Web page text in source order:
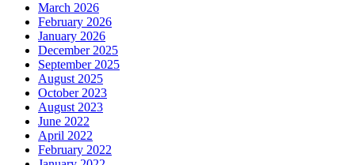
March 2026
February 2026
January 2026
December 2025
September 2025
August 2025
October 2023
August 2023
June 2022
April 2022
February 2022